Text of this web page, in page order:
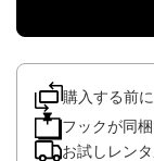
購入する前
フックが同
お試しレン